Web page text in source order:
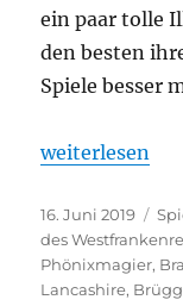
ein paar tolle
den besten
Spiele besser
„Die
weiterlesen
Veröffentlicht
am
16. Juni 2019
des
Phönixmagier,
Lancashire,